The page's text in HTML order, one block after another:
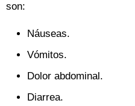
son:
Náuseas.
Vómitos.
Dolor abdominal.
Diarrea.